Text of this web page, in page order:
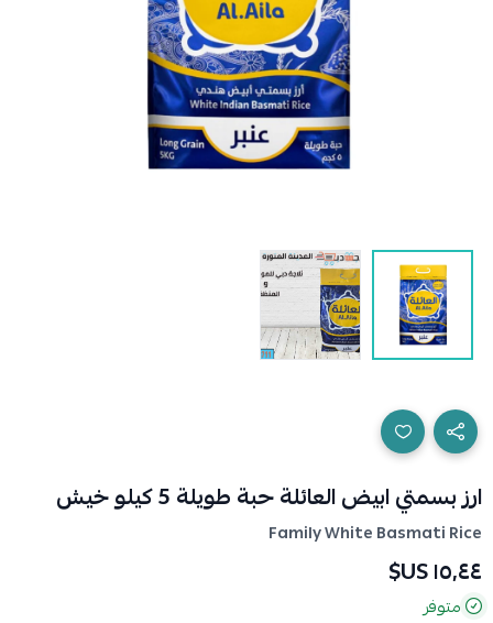
ارز بسمتي ابيض العائلة حبة طويلة 5 كيلو خيش
Family White Basmati Rice
١٥٫٤٤ US$
متوفر